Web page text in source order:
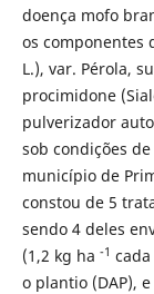
doença mofo
os componentes
L.), var. Pérola,
procimidone
pulverizador
sob condições
município de
constou de 5
sendo 4 deles
(1,2 kg ha -1
o plantio (DAP),